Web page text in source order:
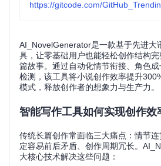
https://gitcode.com/
AI_NovelGenerator是一款基于先进大
具，让零基础用户也能轻松创作结构
篇故事。通过自动化情节衔接、角色
检测，该工具将小说创作效率提升
模式，释放创作者的想象力与生产力。
智能写作工具如何实现创作效
传统长篇创作常面临三大痛点：情节
定容易前后矛盾、创作周期冗长。
大核心技术解决这些问题：